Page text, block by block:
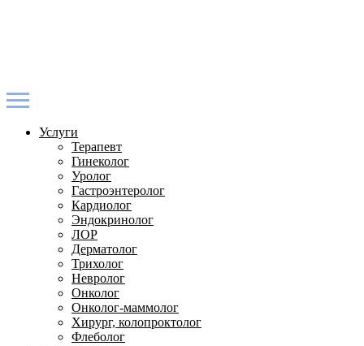
Услуги
Терапевт
Гинеколог
Уролог
Гастроэнтеролог
Кардиолог
Эндокринолог
ЛОР
Дерматолог
Трихолог
Невролог
Онколог
Онколог-маммолог
Хирург, колопроктолог
Флеболог